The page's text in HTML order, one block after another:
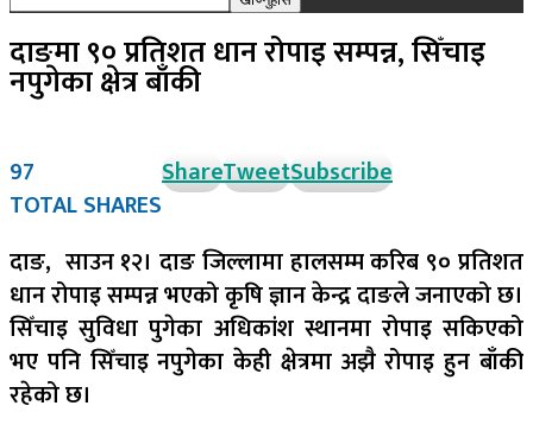
दाङमा ९० प्रतिशत धान रोपाइ सम्पन्न, सिँचाइ
नपुगेका क्षेत्र बाँकी
97
TOTAL SHARES
ShareTweetSubscribe
दाङ, साउन १२। दाङ जिल्लामा हालसम्म करिब ९० प्रतिशत
धान रोपाइ सम्पन्न भएको कृषि ज्ञान केन्द्र दाङले जनाएको छ।
सिँचाइ सुविधा पुगेका अधिकांश स्थानमा रोपाइ सकिएको
भए पनि सिँचाइ नपुगेका केही क्षेत्रमा अझै रोपाइ हुन बाँकी
रहेको छ।